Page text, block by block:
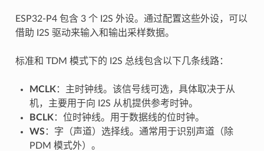
ESP32-P4 包含 3 个 I2S 外设。通过配置这些外设，可以
借助 I2S 驱动来输入和输出采样数据。
标准和 TDM 模式下的 I2S 总线包含以下几条线路：
MCLK ：主时钟线。该信号线可选，具体取决于从
机，主要用于向 I2S 从机提供参考时钟。
BCLK ：位时钟线。用于数据线的位时钟。
WS：字（声道）选择线。通常用于识别声道（除
PDM 模式外）。